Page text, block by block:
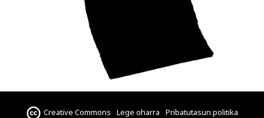
Creative Commons Lege oharra Pribatutasun politika